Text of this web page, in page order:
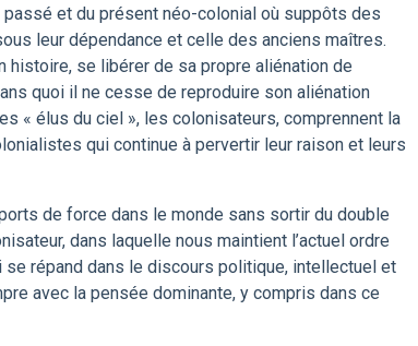
et du présent néo-colonial où suppôts des
leur dépendance et celle des anciens maîtres.
histoire, se libérer de sa propre aliénation de
quoi il ne cesse de reproduire son aliénation
« élus du ciel », les colonisateurs, comprennent la
qui continue à pervertir leur raison et leurs
de force dans le monde sans sortir du double
dans laquelle nous maintient l’actuel ordre
se répand dans le discours politique, intellectuel et
avec la pensée dominante, y compris dans ce